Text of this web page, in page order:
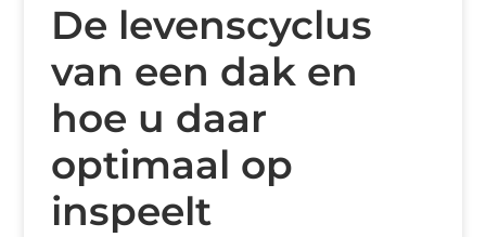
De levenscyclus
van een dak en
hoe u daar
optimaal op
inspeelt